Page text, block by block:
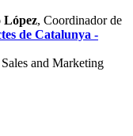
López, Coordinador de
de Catalunya -
and Marketing